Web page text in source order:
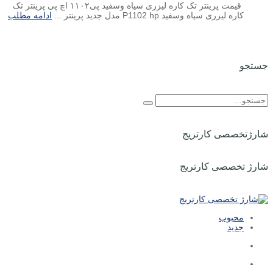
قیمت پرینتر تک کاره لیزری سیاه وسفید پی۱۱۰۲ اچ پی پرینتر تک
کاره لیزری سیاه وسفید P1102 hp مدل جدید پرینتر ...
ادامه مطلب
جستجو
شارژتخصصی کارتریج
شارژ تخصصی کارتریج
محبوب
جدید